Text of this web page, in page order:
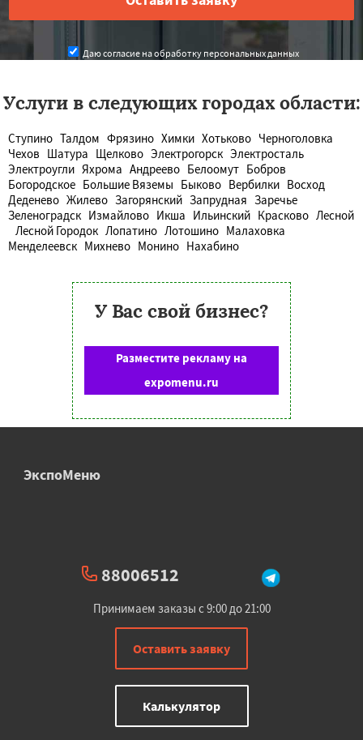
Даю согласие на обработку персональных данных
Услуги в следующих городах области:
Ступино Талдом Фрязино Химки Хотьково Черноголовка
Чехов Шатура Щелково Электрогорск Электросталь
Электроугли Яхрома Андреево Белоомут Бобров
Богородское Большие Вяземы Быково Вербилки Восход
Деденево Жилево Загорянский Запрудная Заречье
Зеленоградск Измайлово Икша Ильинский Красково Лесной
Лесной Городок Лопатино Лотошино Малаховка
Менделеевск Михнево Монино Нахабино
У Вас свой бизнес?
Разместите рекламу на
expomenu.ru
ЭкспоМеню
88006512
Принимаем заказы с 9:00 до 21:00
Оставить заявку
Калькулятор